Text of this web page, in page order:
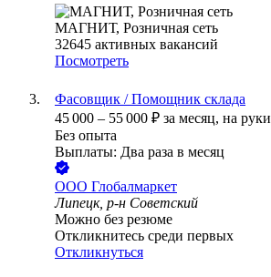
МАГНИТ, Розничная сеть
32645 активных вакансий
Посмотреть
Фасовщик / Помощник склада
45 000 – 55 000 ₽ за месяц, на руки
Без опыта
Выплаты: Два раза в месяц
ООО Глобалмаркет
Липецк, р-н Советский
Можно без резюме
Откликнитесь среди первых
Откликнуться